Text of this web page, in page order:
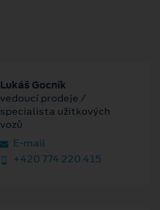
Lukáš Gocník
vedoucí prodeje /
specialista užitkových
vozů
E‑mail
+420 774 220 415